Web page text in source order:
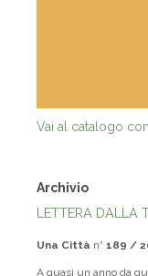
Vai al catalogo
Archivio
LETTERA DALLA
Una Città n° 189 /
A quasi un anno da